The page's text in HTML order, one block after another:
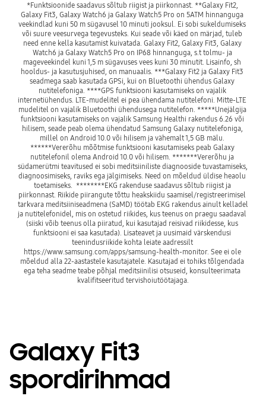
*Funktsioonide saadavus sõltub riigist ja piirkonnast. **Galaxy Fit2,
Galaxy Fit3, Galaxy Watch6 ja Galaxy Watch5 Pro on 5ATM hinnanguga
veekindlad kuni 50 m sügavusel 10 minuti jooksul. Ei sobi sukeldumiseks
või suure veesurvega tegevusteks. Kui seade või käed on märjad, tuleb
need enne kella kasutamist kuivatada. Galaxy Fit2, Galaxy Fit3, Galaxy
Watch6 ja Galaxy Watch5 Pro on IP68 hinnanguga, s.t tolmu- ja
mageveekindel kuni 1,5 m sügavuses vees kuni 30 minutit. Lisainfo, sh
hooldus- ja kasutusjuhised, on manuaalis. ***Galaxy Fit2 ja Galaxy Fit3
seadmega saab kasutada GPSi, kui on Bluetoothi ühendus Galaxy
nutitelefoniga. ****GPS funktsiooni kasutamiseks on vajalik
internetiühendus. LTE-mudelitel ei pea ühendama nutitelefoni. Mitte-LTE
mudelitel on vajalik Bluetoothi ühendusega nutitelefon. *****Unejälgija
funktsiooni kasutamiseks on vajalik Samsung Healthi rakendus 6.26 või
hilisem, seade peab olema ühendatud Samsung Galaxy nutitelefoniga,
millel on Android 10.0 või hilisem ja vähemalt 1,5 GB mälu.
******Vererõhu mõõtmise funktsiooni kasutamiseks peab Galaxy
nutitelefonil olema Android 10.0 või hilisem. *******Vererõhu ja
südamerütmi teavitused ei sobi meditsiiniliste diagnooside tuvastamiseks,
diagnoosimiseks, raviks ega jälgimiseks. Need on mõeldud üldise heaolu
toetamiseks.  ********EKG rakenduse saadavus sõltub riigist ja
piirkonnast. Riikide piirangute tõttu heakskiidu saamisel/registreerimisel
tarkvara meditsiiniseadmena (SaMD) töötab EKG rakendus ainult kelladel
ja nutitelefonidel, mis on ostetud riikides, kus teenus on praegu saadaval
(siiski võib teenus olla piiratud, kui kasutajad reisivad riikidesse, kus
funktsiooni ei saa kasutada). Lisateavet ja uusimaid värskendusi
teenindusriikide kohta leiate aadressilt
https://www.samsung.com/apps/samsung-health-monitor. See ei ole
mõeldud alla 22-aastastele kasutajatele. Kasutajad ei tohiks tõlgendada
ega teha seadme teabe põhjal meditsiinilisi otsuseid, konsulteerimata
kvalifitseeritud tervishoiutöötajaga.
Galaxy Fit3
spordirihmad